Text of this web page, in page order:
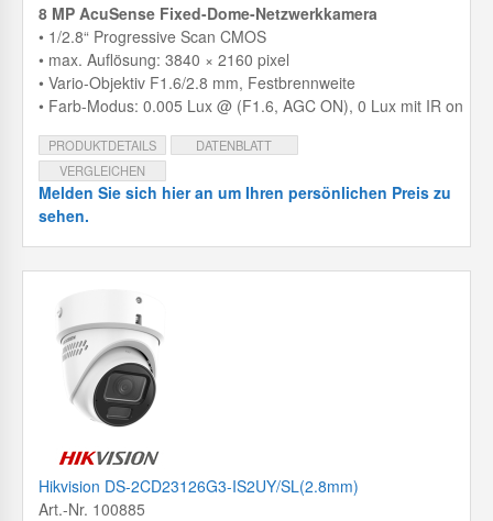
8 MP AcuSense Fixed-Dome-Netzwerkkamera
• 1/2.8“ Progressive Scan CMOS
• max. Auflösung: 3840 × 2160 pixel
• Vario-Objektiv F1.6/2.8 mm, Festbrennweite
• Farb-Modus: 0.005 Lux @ (F1.6, AGC ON), 0 Lux mit IR on
PRODUKTDETAILS
DATENBLATT
VERGLEICHEN
Melden Sie sich hier an um Ihren persönlichen Preis zu
sehen.
Hikvision DS-2CD23126G3-IS2UY/SL(2.8mm)
Art.-Nr. 100885